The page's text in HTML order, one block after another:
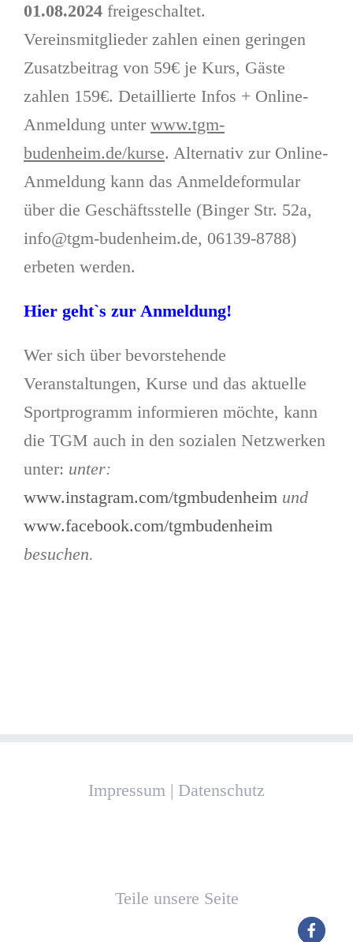
01.08.2024freigeschaltet.
Vereinsmitglieder zahlen einen geringen
Zusatzbeitrag von 59€ je Kurs, Gäste
zahlen 159€. Detaillierte Infos + Online-
Anmeldung unter www.tgm-
budenheim.de/kurse. Alternativ zur Online-
Anmeldung kann das Anmeldeformular
über die Geschäftsstelle (Binger Str. 52a,
info@tgm-budenheim.de, 06139-8788)
erbeten werden.
Hier geht`s zur Anmeldung!
Wer sich über bevorstehende
Veranstaltungen, Kurse und das aktuelle
Sportprogramm informieren möchte, kann
die TGM auch in den sozialen Netzwerken
unter: unter:
www.instagram.com/tgmbudenheimund
www.facebook.com/tgmbudenheim
besuchen.
Impressum | Datenschutz
Teile unsere Seite